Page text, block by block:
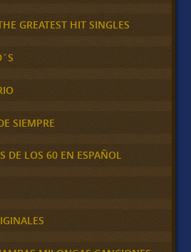
GREATEST HIT SINGLES
SIEMPRE
DE LOS 60 EN ESPAÑOL